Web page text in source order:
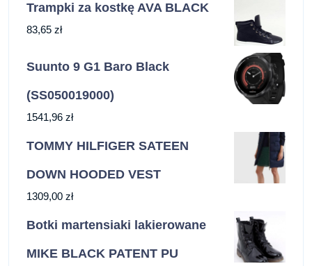
Trampki za kostkę AVA BLACK
83,65 zł
Suunto 9 G1 Baro Black
(SS050019000)
1541,96 zł
TOMMY HILFIGER SATEEN
DOWN HOODED VEST
1309,00 zł
Botki martensiaki lakierowane
MIKE BLACK PATENT PU